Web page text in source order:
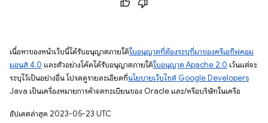
เนื้อหาของหน้าเว็บนี้ได้รับอนุญาตภายใต้ใบอนุญาตที่ต้องระบุที่มาของครีเอทีฟคอม
มอนส์ 4.0 และตัวอย่างโค้ดได้รับอนุญาตภายใต้ใบอนุญาต Apache 2.0 เว้นแต่จะ
ระบุไว้เป็นอย่างอื่น โปรดดูรายละเอียดที่นโยบายเว็บไซต์ Google Developers
Java เป็นเครื่องหมายการค้าจดทะเบียนของ Oracle และ/หรือบริษัทในเครือ
อัปเดตล่าสุด 2023-05-23 UTC